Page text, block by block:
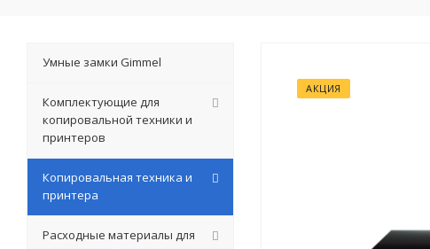
АКЦИЯ
Умные замки Gimmel
Комплектующие для
копировальной техники и
принтеров
Копировальная техника и
принтера
Расходные материалы для